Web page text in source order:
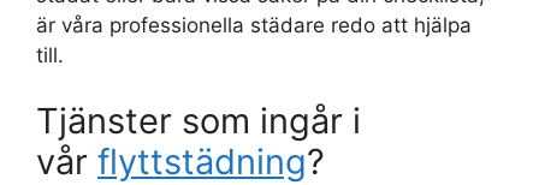
är våra professionella städare redo att hjälpa
till.
Tjänster som ingår i
vår flyttstädning?